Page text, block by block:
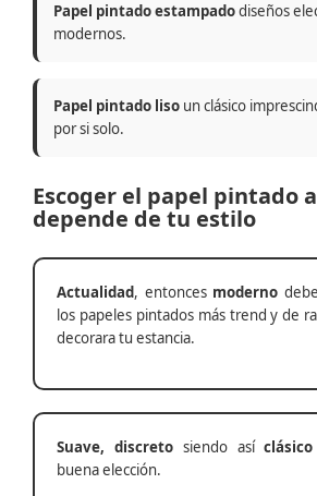
Papel pintado estampadodiseños
modernos.
Papel pintado liso un clásico
por si solo.
Escoger el papel pintado
depende de tu estilo
Actualidad, entonces moderno
los papeles pintados más trend y de
decorara tu estancia.
Suave, discretosiendo asíclásico
buena elección.